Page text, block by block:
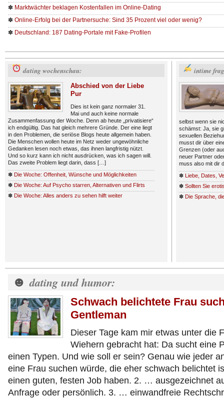
✽ Marktwächter beklagen Kostenfallen im Online-Dating
✽ Online-Erfolg bei der Partnersuche: Sind 35 Prozent viel oder wenig?
✽ Deutschland: 187 Dating-Portale mit Fake-Profilen
dating wochenschau:
Abschied von der Liebe
Pur
Dies ist kein ganz normaler 31.
Mai und auch keine normale
Zusammenfassung der Woche. Denn ab heute „privatisiere“
ich endgültig. Das hat gleich mehrere Gründe. Der eine liegt
in den Problemen, die seriöse Blogs heute allgemein haben.
Die Menschen wollen heute im Netz weder ungewöhnliche
Gedanken lesen noch etwas, das ihnen langfristig nützt.
Und so kurz kann ich nicht ausdrücken, was ich sagen will.
Das zweite Problem liegt darin, dass […]
✽ Die Woche: Offenheit, Wünsche und Möglichkeiten
✽ Die Woche: Auf Psycho starren, Alternativen und Flirts
✽ Die Woche: Alles anders zu sehen hilft weiter
intime
selbst wenn sie
schämst: Ja, sie
sexuellen
musst dir über
Grenzen (oder
neuer Partner
muss also mit dir
✽ Liebe, Dates,
✽ Sollten Sie
✽ Die Sprache,
☻ dating und humor:
Schwach belichtete Frau
Gentleman
Dieser Tage kam mir etwas unter die
Wiehern gebracht hat: Da sucht eine
einen Typen. Und wie soll er sein? Genau wie jeder
eine Frau suchen würde, die eher schwach belichtet
einen guten, festen Job haben. 2. … ausgezeichnet
Anfrage oder persönlich. 3. … einwandfreie